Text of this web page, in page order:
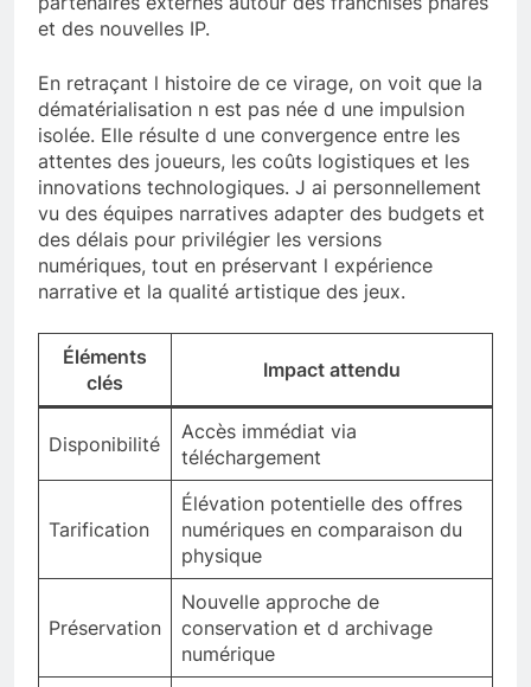
et des nouvelles IP.
En retraçant l histoire de ce virage, on voit que la
dématérialisation n est pas née d une impulsion
isolée. Elle résulte d une convergence entre les
attentes des joueurs, les coûts logistiques et les
innovations technologiques. J ai personnellement
vu des équipes narratives adapter des budgets et
des délais pour privilégier les versions
numériques, tout en préservant l expérience
narrative et la qualité artistique des jeux.
Éléments
clés
Impact attendu
Disponibilité
Accès immédiat via
téléchargement
Tarification
Élévation potentielle des offres
numériques en comparaison du
physique
Préservation
Nouvelle approche de
conservation et d archivage
numérique